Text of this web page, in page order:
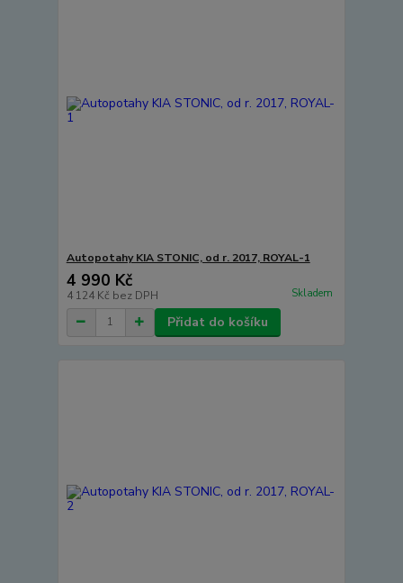
Autopotahy KIA STONIC, od r. 2017, ROYAL-1
4 990 Kč
4 124 Kč bez DPH Skladem
Přidat do košíku